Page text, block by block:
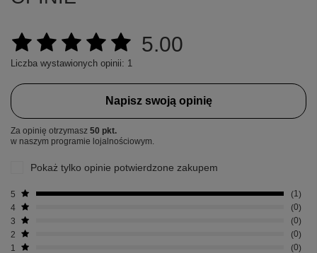
5.00
Liczba wystawionych opinii: 1
Napisz swoją opinię
Za opinię otrzymasz 50 pkt.
w naszym programie lojalnościowym.
Pokaż tylko opinie potwierdzone zakupem
5
1
4
0
3
0
2
0
1
0